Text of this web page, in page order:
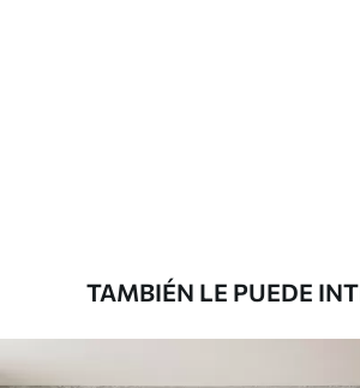
TAMBIÉN LE PUEDE